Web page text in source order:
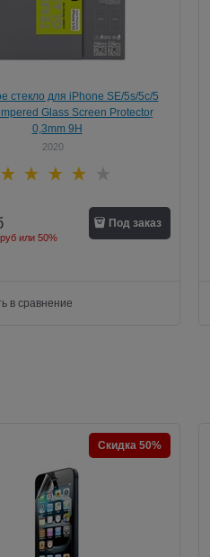
стекло для iPhone SE/5s/5с/5
Glass Screen Protector
0,3mm 9H
2020
или 50%
Под заказ
в сравнение
Скидка 50%